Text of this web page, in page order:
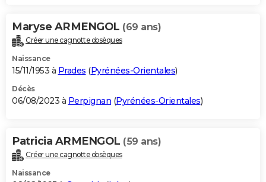
Maryse ARMENGOL (69 ans)
Créer une cagnotte obsèques
Naissance
15/11/1953 à Prades (Pyrénées-Orientales)
Décès
06/08/2023 à Perpignan (Pyrénées-Orientales)
Patricia ARMENGOL (59 ans)
Créer une cagnotte obsèques
Naissance